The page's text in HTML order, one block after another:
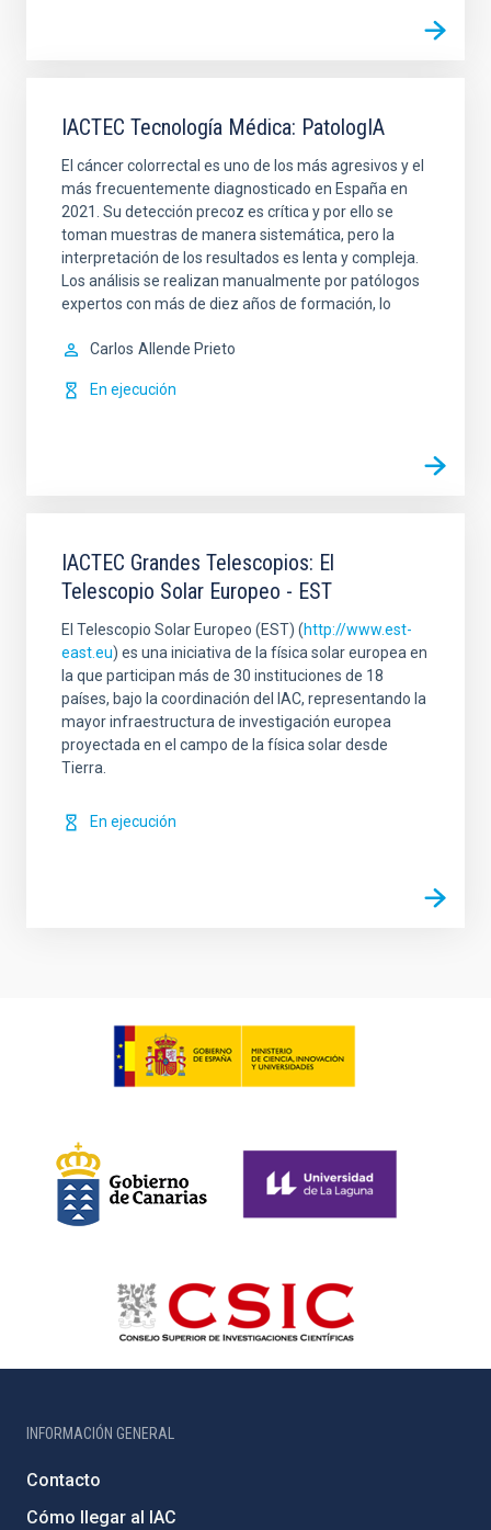
IACTEC Tecnología Médica: PatologIA
El cáncer colorrectal es uno de los más agresivos y el
más frecuentemente diagnosticado en España en
2021. Su detección precoz es crítica y por ello se
toman muestras de manera sistemática, pero la
interpretación de los resultados es lenta y compleja.
Los análisis se realizan manualmente por patólogos
expertos con más de diez años de formación, lo
Carlos Allende Prieto
En ejecución
IACTEC Grandes Telescopios: El
Telescopio Solar Europeo - EST
El Telescopio Solar Europeo (EST) (http://www.est-
east.eu) es una iniciativa de la física solar europea en
la que participan más de 30 instituciones de 18
países, bajo la coordinación del IAC, representando la
mayor infraestructura de investigación europea
proyectada en el campo de la física solar desde
Tierra.
En ejecución
INFORMACIÓN GENERAL
Contacto
Cómo llegar al IAC